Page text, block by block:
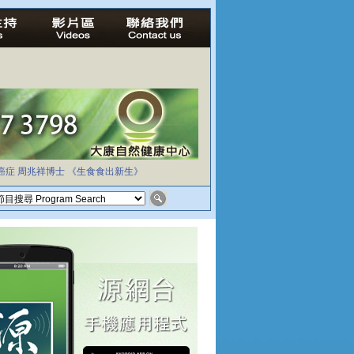
症 周兆祥博士 《生食食出新生》